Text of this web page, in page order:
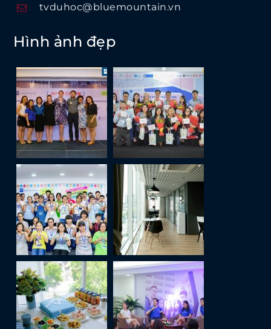
tvduhoc@bluemountain.vn
Hình ảnh đẹp